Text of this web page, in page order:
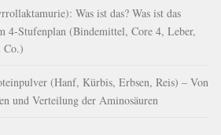
Was ist das? Was ist das
4-Stufenplan (Bindemittel, Core 4, Leber,
(Hanf, Kürbis, Erbsen, Reis) – Von
und Verteilung der Aminosäuren